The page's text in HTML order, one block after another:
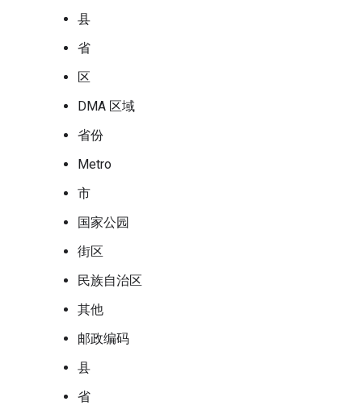
县
省
区
DMA 区域
省份
Metro
市
国家公园
街区
民族自治区
其他
邮政编码
县
省